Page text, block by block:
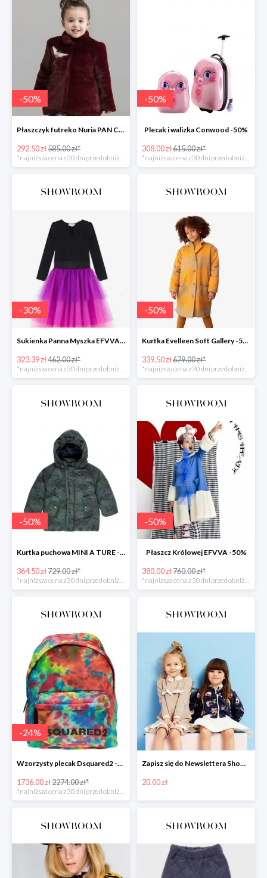
-50%
Płaszczyk futreko Nuria PAN CON CHOCOLATE
292.50 zł585.00 zł*
-50%
Plecak i walizka Conwood -50%
308.00 zł615.00 zł*
-30%
Sukienka Panna Myszka EFVVA -30%
323.39 zł462.00 zł*
*najniższa cena z 30 dni przed obniżką
-50%
Kurtka Evelleen Soft Gallery -50%
339.50 zł679.00 zł*
*najniższa cena z 30 dni przed obniżką
-50%
Kurtka puchowa MINI A TURE -50%
364.50 zł729.00 zł*
-50%
Płaszcz Królowej EFVVA -50%
380.00 zł760.00 zł*
-24%
Wzorzysty plecak Dsquared2 -24%
1736.00 zł2274.00 zł*
*najniższa cena z 30 dni przed obniżką
Zapisz się do Newslettera Showroom i odbierz 20 zł rabatu
20.00 zł